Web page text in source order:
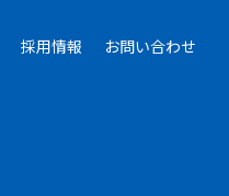
採用情報 お問い合わせ